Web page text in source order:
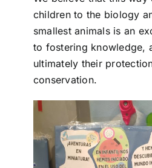
children to the biology
smallest animals is an
to fostering knowledge,
ultimately their
conservation.